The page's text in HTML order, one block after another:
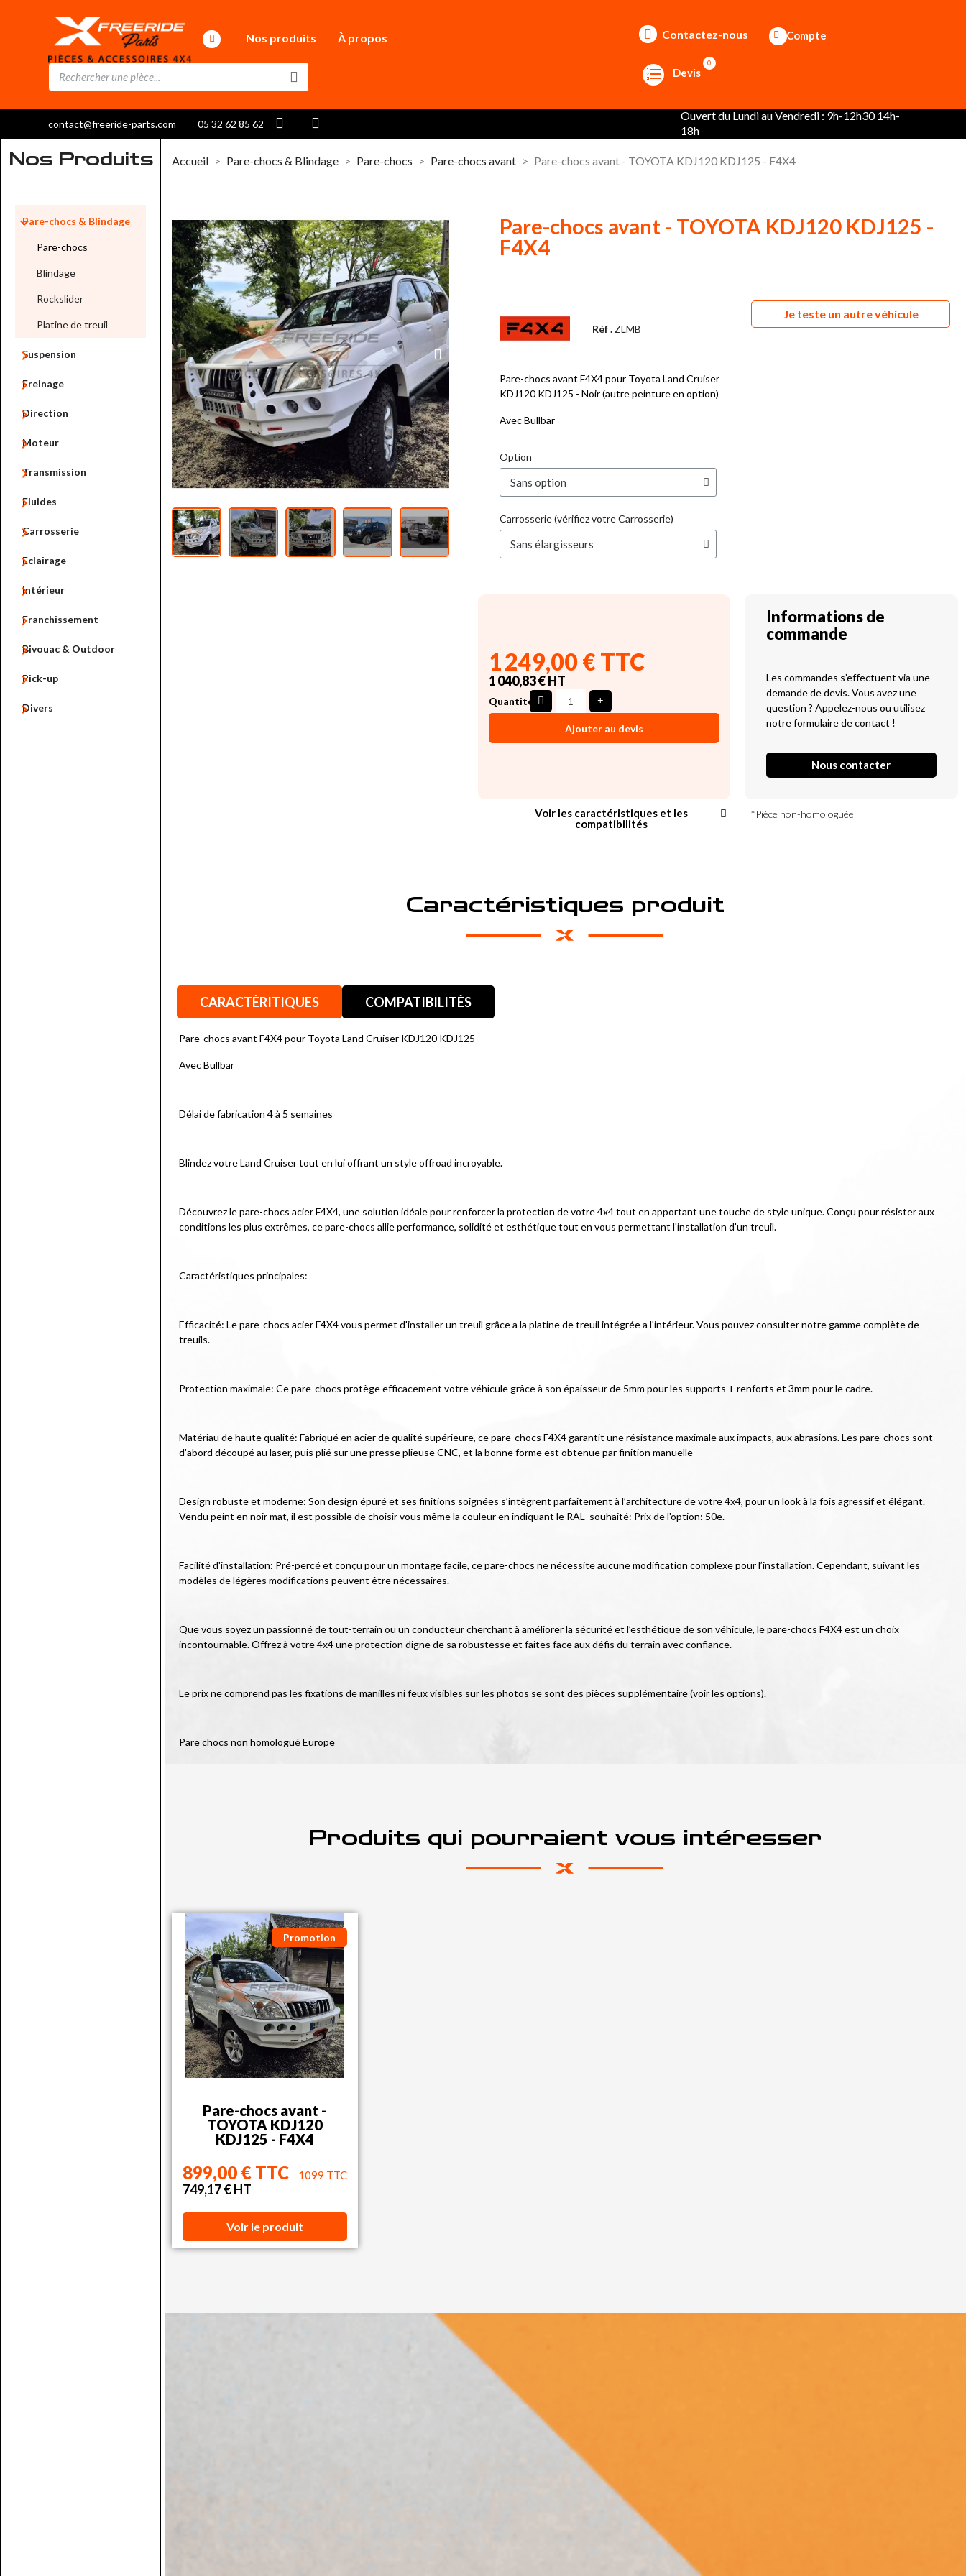
Nos produits À propos Contactez-nous Compte
Devis
0
contact@freeride-parts.com 05 32 62 85 62
Ouvert du Lundi au Vendredi : 9h-12h30 14h-
18h
Accueil Pare-chocs & Blindage Pare-chocs Pare-chocs avant Pare-chocs avant - TOYOTA KDJ120 KDJ125 - F4X4
Nos Produits
Pare-chocs & Blindage

Pare-chocs
Blindage
Rockslider
Platine de treuil
Suspension

Freinage

Direction

Moteur

Transmission

Fluides

Carrosserie

Eclairage

Intérieur

Franchissement

Bivouac & Outdoor

Pick-up

Divers

Pare-chocs avant - TOYOTA KDJ120 KDJ125 -
F4X4
Réf . ZLMB
Pare-chocs avant F4X4 pour Toyota Land Cruiser
KDJ120 KDJ125 - Noir (autre peinture en option)
Avec Bullbar
Option
Carrosserie (vérifiez votre Carrosserie)
Je teste un autre véhicule
1 249,00 € TTC
1 040,83 € HT
Quantité
Ajouter au devis
Informations de
commande
Les commandes s’effectuent via une
demande de devis. Vous avez une
question ? Appelez-nous ou utilisez
notre formulaire de contact !
Nous contacter
Voir les caractéristiques et les
compatibilités
*Pièce non-homologuée
Caractéristiques produit
CARACTÉRITIQUES COMPATIBILITÉS
Pare-chocs avant F4X4 pour Toyota Land Cruiser KDJ120 KDJ125
Avec Bullbar
Délai de fabrication 4 à 5 semaines
Blindez votre Land Cruiser tout en lui offrant un style offroad incroyable.
Découvrez le pare-chocs acier F4X4, une solution idéale pour renforcer la protection de votre 4x4 tout en apportant une touche de style unique. Conçu pour résister aux
conditions les plus extrêmes, ce pare-chocs allie performance, solidité et esthétique tout en vous permettant l'installation d'un treuil.
Caractéristiques principales:
Efficacité: Le pare-chocs acier F4X4 vous permet d'installer un treuil grâce a la platine de treuil intégrée a l'intérieur. Vous pouvez consulter notre gamme complète de
treuils.
Protection maximale: Ce pare-chocs protège efficacement votre véhicule grâce à son épaisseur de 5mm pour les supports + renforts et 3mm pour le cadre.
Matériau de haute qualité: Fabriqué en acier de qualité supérieure, ce pare-chocs F4X4 garantit une résistance maximale aux impacts, aux abrasions. Les pare-chocs sont
d'abord découpé au laser, puis plié sur une presse plieuse CNC, et la bonne forme est obtenue par finition manuelle
Design robuste et moderne: Son design épuré et ses finitions soignées s’intègrent parfaitement à l’architecture de votre 4x4, pour un look à la fois agressif et élégant.
Vendu peint en noir mat, il est possible de choisir vous même la couleur en indiquant le RAL  souhaité: Prix de l'option: 50e.
Facilité d'installation: Pré-percé et conçu pour un montage facile, ce pare-chocs ne nécessite aucune modification complexe pour l’installation. Cependant, suivant les
modèles de légères modifications peuvent être nécessaires.
Que vous soyez un passionné de tout-terrain ou un conducteur cherchant à améliorer la sécurité et l’esthétique de son véhicule, le pare-chocs F4X4 est un choix
incontournable. Offrez à votre 4x4 une protection digne de sa robustesse et faites face aux défis du terrain avec confiance.
Le prix ne comprend pas les fixations de manilles ni feux visibles sur les photos se sont des pièces supplémentaire (voir les options).
Pare chocs non homologué Europe
Produits qui pourraient vous intéresser
Promotion
Pare-chocs avant -
TOYOTA KDJ120
KDJ125 - F4X4
899,00 € TTC 1099 TTC
749,17 € HT
Voir le produit